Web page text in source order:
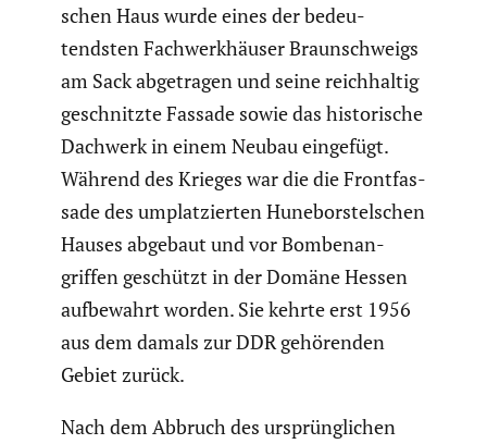
schen Haus wurde eines der bedeu­
tendsten Fachwerk­häuser Braun­schweigs
am Sack abgetragen und seine reich­haltig
geschnitzte Fassade sowie das histo­ri­sche
Dachwerk in einem Neubau eingefügt.
Während des Krieges war die die Front­fas­
sade des umplat­zierten Hunebors­tel­schen
Hauses abgebaut und vor Bomben­an­
griffen geschützt in der Domäne Hessen
aufbe­wahrt worden. Sie kehrte erst 1956
aus dem damals zur DDR gehörenden
Gebiet zurück.
Nach dem Abbruch des ursprüng­li­chen